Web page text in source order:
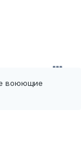
воюющие